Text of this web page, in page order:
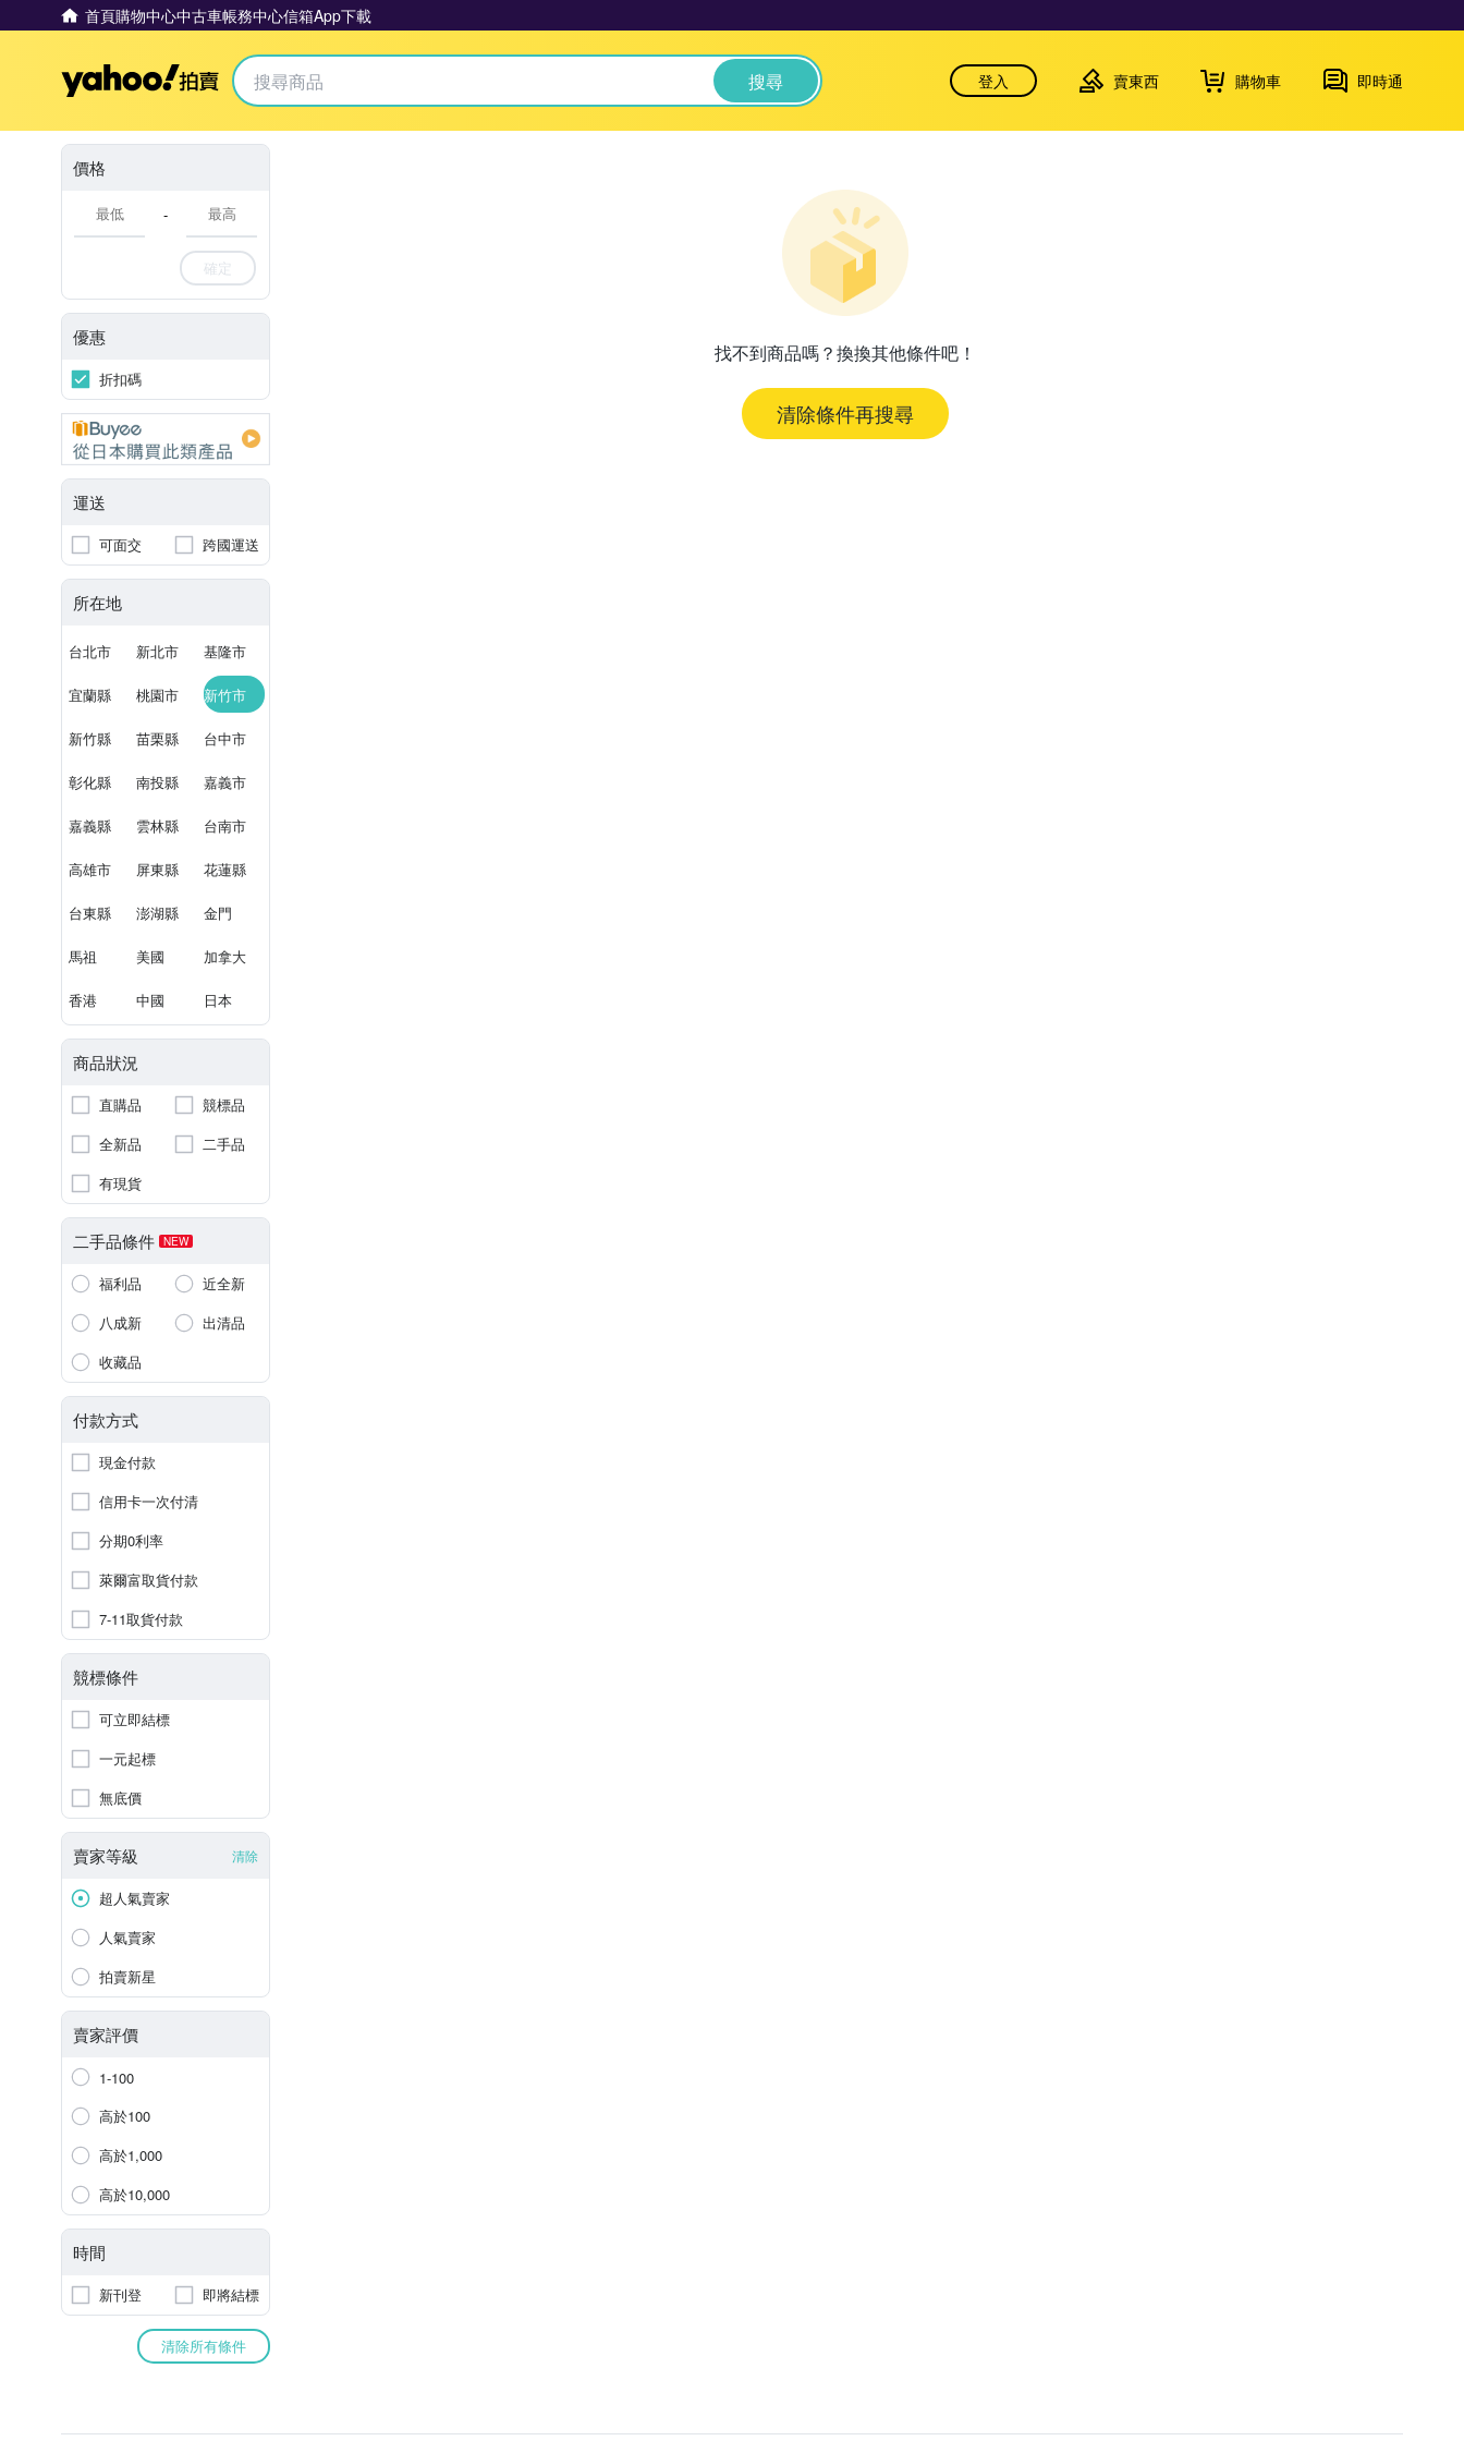
首頁購物中心中古車帳務中心信箱App下載
Yahoo拍賣 搜尋 登入 賣東西 購物車 即時通
價格
-
確定
優惠
折扣碼
運送
可面交 跨國運送
所在地
台北市 新北市 基隆市
宜蘭縣 桃園市 新竹市
新竹縣 苗栗縣 台中市
彰化縣 南投縣 嘉義市
嘉義縣 雲林縣 台南市
高雄市 屏東縣 花蓮縣
台東縣 澎湖縣 金門
馬祖 美國 加拿大
香港 中國 日本
商品狀況
直購品
競標品
全新品
二手品
有現貨
二手品條件 NEW
福利品
近全新
八成新
出清品
收藏品
付款方式
現金付款
信用卡一次付清
分期0利率
萊爾富取貨付款
7-11取貨付款
競標條件
可立即結標
一元起標
無底價
賣家等級 清除
超人氣賣家
人氣賣家
拍賣新星
賣家評價
1-100
高於100
高於1,000
高於10,000
時間
新刊登 即將結標
清除所有條件
找不到商品嗎？換換其他條件吧！
清除條件再搜尋